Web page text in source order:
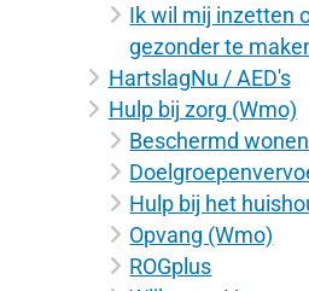
Ik wil mij inzetten
gezonder te
HartslagNu / AED's
Hulp bij zorg (Wmo)
Beschermd
Hulp bij het
Opvang (Wmo)
ROGplus